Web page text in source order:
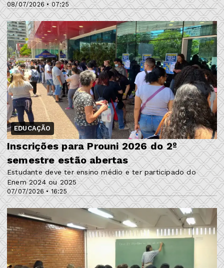
08/07/2026 • 07:25
EDUCAÇÃO
07/07/2026 • 16:25
Inscrições para Prouni 2026 do 2º
semestre estão abertas
Estudante deve ter ensino médio e ter participado do
Enem 2024 ou 2025